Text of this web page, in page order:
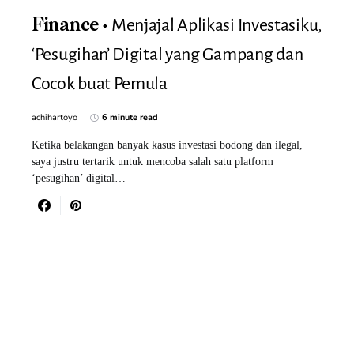
Finance
Menjajal Aplikasi Investasiku,
‘Pesugihan’ Digital yang Gampang dan
Cocok buat Pemula
achihartoyo 6 minute read
Ketika belakangan banyak kasus investasi bodong dan ilegal,
saya justru tertarik untuk mencoba salah satu platform
‘pesugihan’ digital…